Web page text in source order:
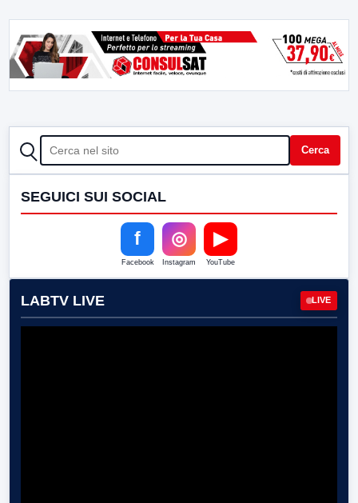
CERCA Cerca
SEGUICI SUI SOCIAL
f
Facebook
◎
Instagram
▶
YouTube
LABTV LIVE LIVE